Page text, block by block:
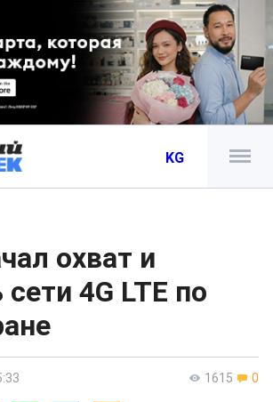
KG
охват и
4G LTE по
1615 0